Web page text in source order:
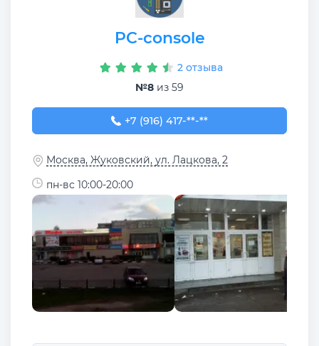
PC-console
2 отзыва
№8 из 59
+7 (916) 417-69-96
+7 (916) 417-**-**
Москва, Жуковский, ул. Лацкова, 2
пн-вс 10:00-20:00